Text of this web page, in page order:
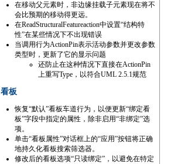
在移动父元素时，非边缘挂载子元素现在将不
会比预期的移动得更远。
在ReadStructuralFeatureaction中设置“结构特
性”在某些情况下不出现错误
当调用行为ActionPin表示活动参数并更改参数
类型时，更新了它的显示问题
还防止在这种情况下直接在ActionPin
上重写Type，以符合UML 2.5.1规范
看板
恢复“默认”看板车道行为，以便更新“绑定看
板”字段中指定的属性，除非启用“非绑定”选
项。
单击“看板属性”对话框上的“应用”按钮将正确
地持久化看板搜索筛选器。
修改后的看板选项“只读绑定”，以避免在特定